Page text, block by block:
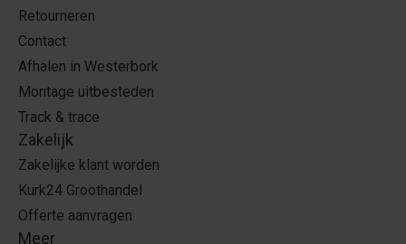
Retourneren
Contact
Afhalen in Westerbork
Montage uitbesteden
Track & trace
Zakelijk
Zakelijke klant worden
Kurk24 Groothandel
Offerte aanvragen
Meer